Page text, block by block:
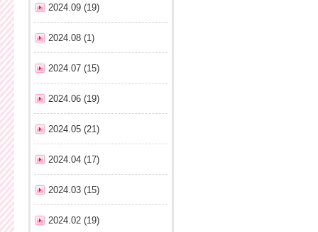
2024.09 (19)
2024.08 (1)
2024.07 (15)
2024.06 (19)
2024.05 (21)
2024.04 (17)
2024.03 (15)
2024.02 (19)